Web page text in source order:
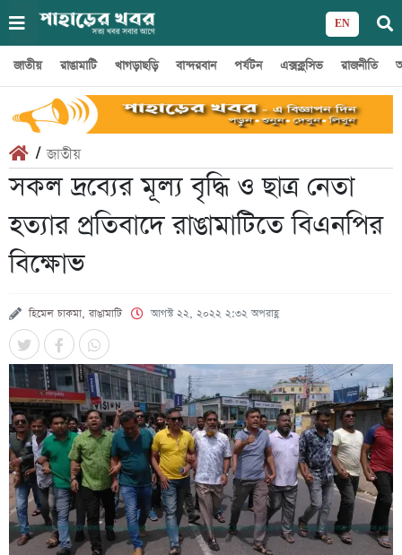
EN
জাতীয় রাঙামাটি খাগড়াছড়ি বান্দরবান পর্যটন এক্সক্লুসিভ রাজনীতি
/জাতীয়
সকল দ্রব্যের মূল্য বৃদ্ধি ও ছাত্র নেতা
হত্যার প্রতিবাদে রাঙামাটিতে বিএনপির
বিক্ষোভ
হিমেল চাকমা, রাঙামাটি আগস্ট ২২, ২০২২ ২:৩২ অপরাহ্ণ